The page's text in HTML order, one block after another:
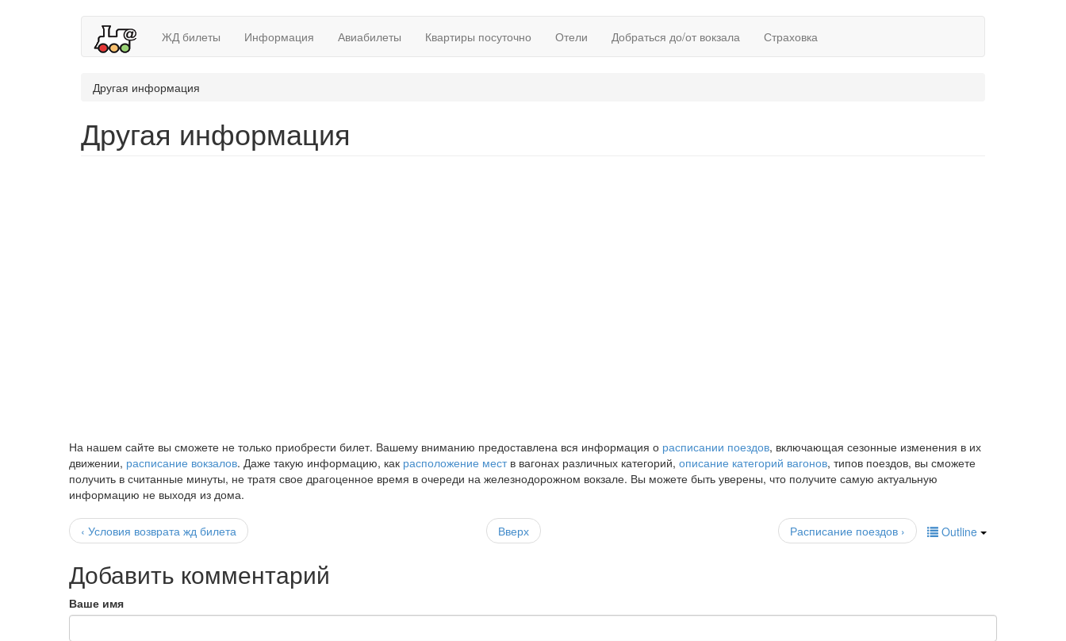
ЖД билеты Информация Авиабилеты Квартиры посуточно Отели Добраться до/от вокзала Страховка
Другая информация
Другая информация
На нашем сайте вы сможете не только приобрести билет. Вашему вниманию предоставлена вся информация о расписании поездов, включающая сезонные изменения в их
движении, расписание вокзалов. Даже такую информацию, как расположение меств вагонах различных категорий, описание категорий вагонов, типов поездов, вы сможете
получить в считанные минуты, не тратя свое драгоценное время в очереди на железнодорожном вокзале. Вы можете быть уверены, что получите самую актуальную
информацию не выходя из дома.
Outline
‹ Условия возврата жд билета Вверх Расписание поездов ›
Добавить комментарий
Ваше имя